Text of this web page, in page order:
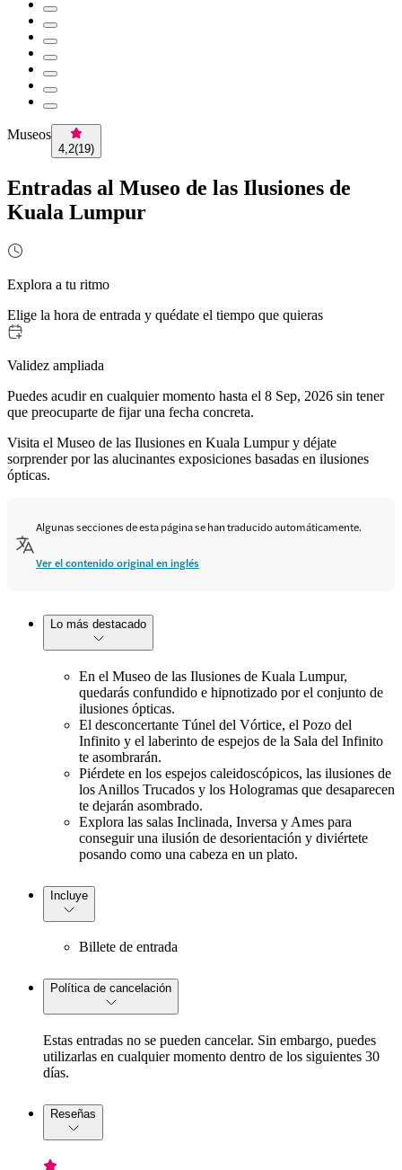
Museos
4,2(19)
Entradas al Museo de las Ilusiones de
Kuala Lumpur
Explora a tu ritmo
Elige la hora de entrada y quédate el tiempo que quieras
Validez ampliada
Puedes acudir en cualquier momento hasta el 8 Sep, 2026 sin tener
que preocuparte de fijar una fecha concreta.
Visita el Museo de las Ilusiones en Kuala Lumpur y déjate
sorprender por las alucinantes exposiciones basadas en ilusiones
ópticas.
Algunas secciones de esta página se han traducido automáticamente.
Ver el contenido original en inglés
Lo más destacado
En el Museo de las Ilusiones de Kuala Lumpur,
quedarás confundido e hipnotizado por el conjunto de
ilusiones ópticas.
El desconcertante Túnel del Vórtice, el Pozo del
Infinito y el laberinto de espejos de la Sala del Infinito
te asombrarán.
Piérdete en los espejos caleidoscópicos, las ilusiones de
los Anillos Trucados y los Hologramas que desaparecen
te dejarán asombrado.
Explora las salas Inclinada, Inversa y Ames para
conseguir una ilusión de desorientación y diviértete
posando como una cabeza en un plato.
Incluye
Billete de entrada
Política de cancelación
Estas entradas no se pueden cancelar. Sin embargo, puedes
utilizarlas en cualquier momento dentro de los siguientes 30
días.
Reseñas